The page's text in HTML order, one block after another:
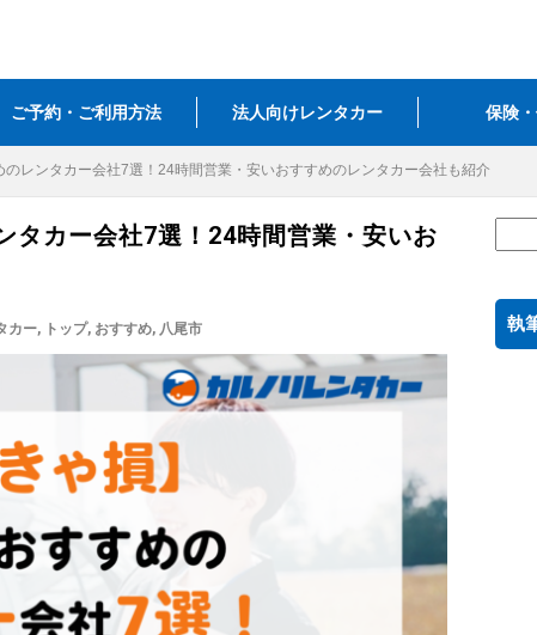
ご予約・ご利用方法 法人向けレンタカー 保険
のレンタカー会社7選！24時間営業・安いおすすめのレンタカー会社も紹介
タカー会社7選！24時間営業・安いお
カー, トップ, おすすめ, 八尾市 執